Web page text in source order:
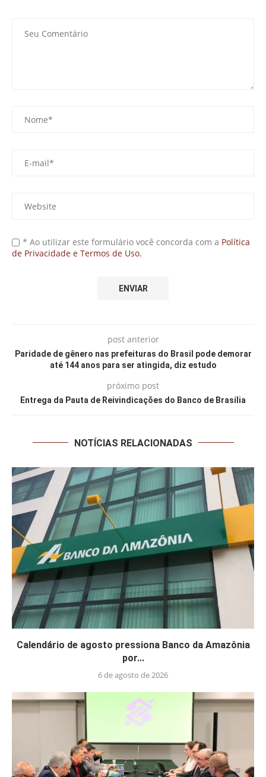
* Ao utilizar este formulário você concorda com a Política
de Privacidade e Termos de Uso.
post anterior
Paridade de gênero nas prefeituras do Brasil pode demorar
até 144 anos para ser atingida, diz estudo
próximo post
Entrega da Pauta de Reivindicações do Banco de Brasília
NOTÍCIAS RELACIONADAS
Calendário de agosto pressiona Banco da Amazônia
por...
6 de agosto de 2026